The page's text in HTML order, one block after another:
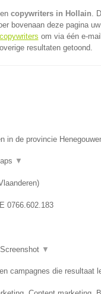
copywriters in Hollain.
bovenaan deze pagina
om via één e-
resultaten getoond.
in de provincie
▼
)
0766.602.183
Screenshot ▼
campagnes die resultaat